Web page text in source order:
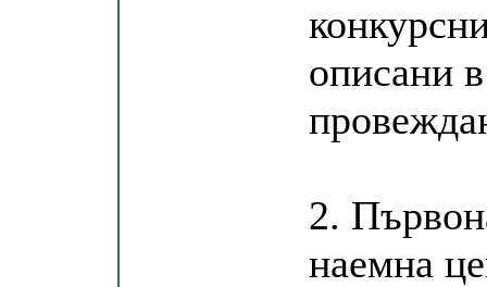
описани
2.
наемна